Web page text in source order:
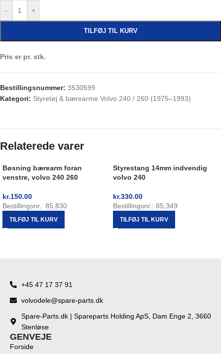
- +
TILFØJ TIL KURV
Pris er pr. stk.
Bestillingsnummer: 3530599
Kategori: Styretøj & bærearme Volvo 240 / 260 (1975–1993)
Relaterede varer
Bøsning bærearm foran
venstre, volvo 240 260
kr.150.00
Bestillingsnr.: 85,830
TILFØJ TIL KURV
Styrestang 14mm indvendig
volvo 240
kr.330.00
Bestillingsnr.: 85,349
TILFØJ TIL KURV
+45 47 17 37 91
volvodele@spare-parts.dk
Spare-Parts.dk | Spareparts Holding ApS, Dam Enge 2, 3660
Stenløse
GENVEJE
Forside